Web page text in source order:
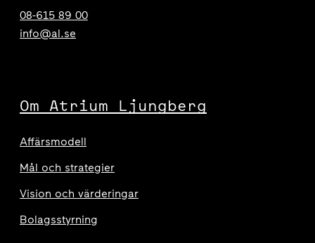
08-615 89 00
info@al.se
Om Atrium Ljungberg
Affärsmodell
Mål och strategier
Vision och värderingar
Bolagsstyrning